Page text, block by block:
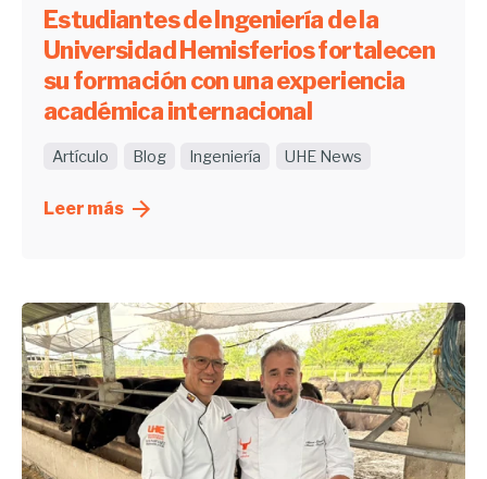
Estudiantes de Ingeniería de la
Universidad Hemisferios fortalecen
su formación con una experiencia
académica internacional
Artículo Blog Ingeniería UHE News
Leer más